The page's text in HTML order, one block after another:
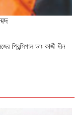
প্রিন্সিপাল ডাঃ কাজী দীন